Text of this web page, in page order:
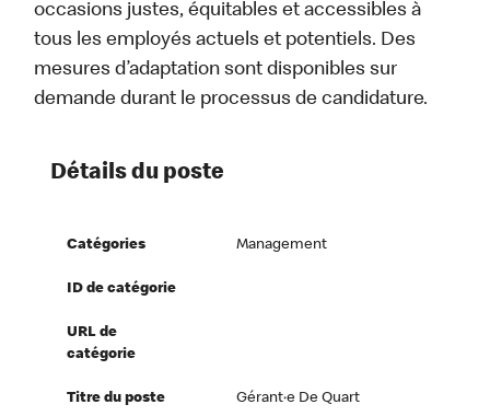
occasions justes, équitables et accessibles à
tous les employés actuels et potentiels. Des
mesures d’adaptation sont disponibles sur
demande durant le processus de candidature.
Détails du poste
Catégories Management
ID de catégorie
URL de
catégorie
Titre du poste Gérant·e De Quart